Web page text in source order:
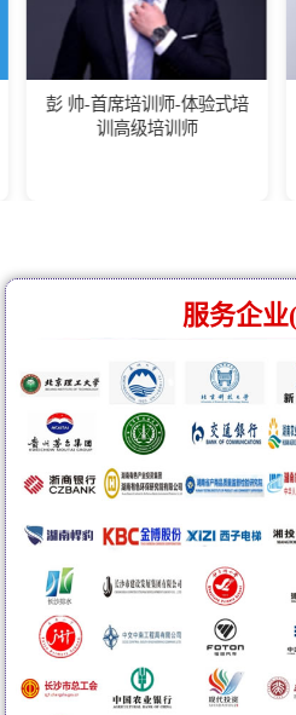
席培训师-体验式培
训高级培训师
中国体验
国防科技
服务企业